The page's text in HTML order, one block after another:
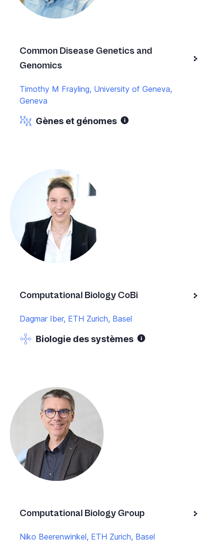
Common Disease Genetics and
Genomics
Timothy M Frayling, University of Geneva,
Geneva
Gènes et génomes
Computational Biology CoBi
Dagmar Iber, ETH Zurich, Basel
Biologie des systèmes
Computational Biology Group
Niko Beerenwinkel, ETH Zurich, Basel